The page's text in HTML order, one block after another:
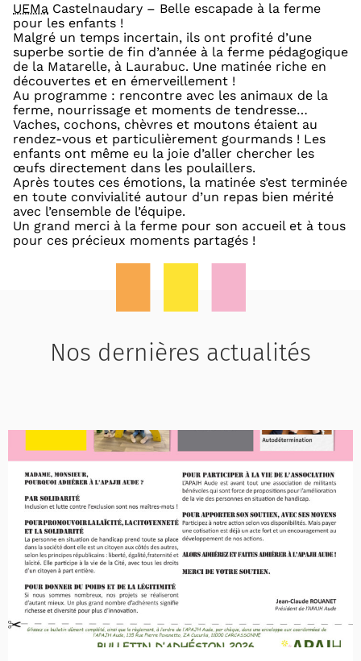
UEMa Castelnaudary – Belle escapade à la ferme
pour les enfants !
Malgré un temps incertain, ils ont profité d’une
superbe sortie de fin d’année à la ferme pédagogique
de la Matarelle, à Laurabuc. Une matinée riche en
découvertes et en émerveillement !
Au programme : rencontre avec les animaux de la
ferme, nourrissage et moments de tendresse…
Vaches, cochons, chèvres et moutons étaient au
rendez-vous et particulièrement gourmands ! Les
enfants ont même eu la joie d’aller chercher les
œufs directement dans les poulaillers.
Après toutes ces émotions, la matinée s’est terminée
en toute convivialité autour d’un repas bien mérité
avec l’ensemble de l’équipe.
Un grand merci à la ferme pour son accueil et à tous
pour ces précieux moments partagés !
Nos dernières actualités